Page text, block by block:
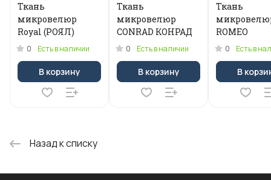
Ткань
микровелюр
Royal (РОЯЛ)
0 Есть в наличии
В корзину
Ткань
микровелюр
CONRAD КОНРАД
0 Есть в наличии
В корзину
Ткань
ROMEO
0 Есть в
В
Назад к списку